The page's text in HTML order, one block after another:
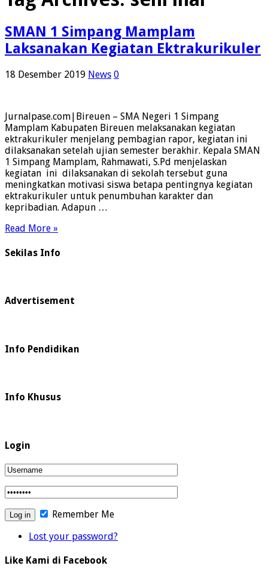
SMAN 1 Simpang Mamplam
Laksanakan Kegiatan Ektrakurikuler
18 Desember 2019 News 0
Jurnalpase.com|Bireuen – SMA Negeri 1 Simpang
Mamplam Kabupaten Bireuen melaksanakan kegiatan
ektrakurikuler menjelang pembagian rapor, kegiatan ini
dilaksanakan setelah ujian semester berakhir. Kepala SMAN
1 Simpang Mamplam, Rahmawati, S.Pd menjelaskan
kegiatan ini dilaksanakan di sekolah tersebut guna
meningkatkan motivasi siswa betapa pentingnya kegiatan
ektrakurikuler untuk penumbuhan karakter dan
kepribadian. Adapun …
Read More »
Sekilas Info
Advertisement
Info Pendidikan
Info Khusus
Login
Remember Me
Lost your password?
Like Kami di Facebook